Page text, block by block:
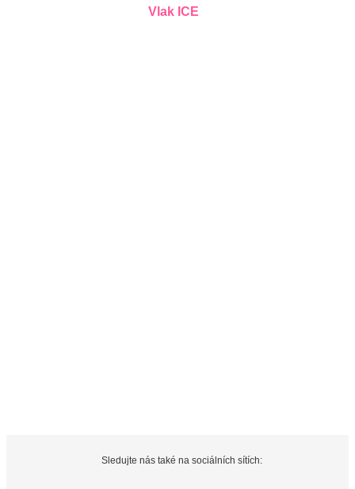
Vlak ICE
Sledujte nás také na sociálních sítích: